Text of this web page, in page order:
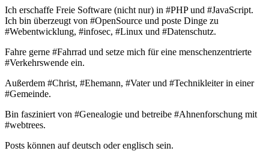
Ich erschaffe Freie Software (nicht nur) in #PHP und #JavaScript.
Ich bin überzeugt von #OpenSource und poste Dinge zu
#Webentwicklung, #infosec, #Linux und #Datenschutz.
Fahre gerne #Fahrrad und setze mich für eine menschenzentrierte
#Verkehrswende ein.
Außerdem #Christ, #Ehemann, #Vater und #Technikleiter in einer
#Gemeinde.
Bin fasziniert von #Genealogie und betreibe #Ahnenforschung mit
#webtrees.
Posts können auf deutsch oder englisch sein.